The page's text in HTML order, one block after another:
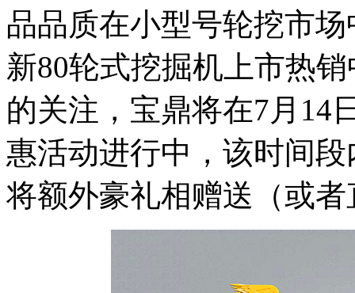
品品质在小型号轮挖市
新80轮式挖掘机上市热
的关注，宝鼎将在7月14
惠活动进行中，该时间
将额外豪礼相赠送（或